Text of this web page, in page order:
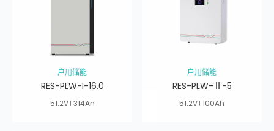
户用储能
RES-PLW-I-16.0
51.2V 314Ah
户用储能
RES-PLW-Ⅱ-5
51.2V 100Ah